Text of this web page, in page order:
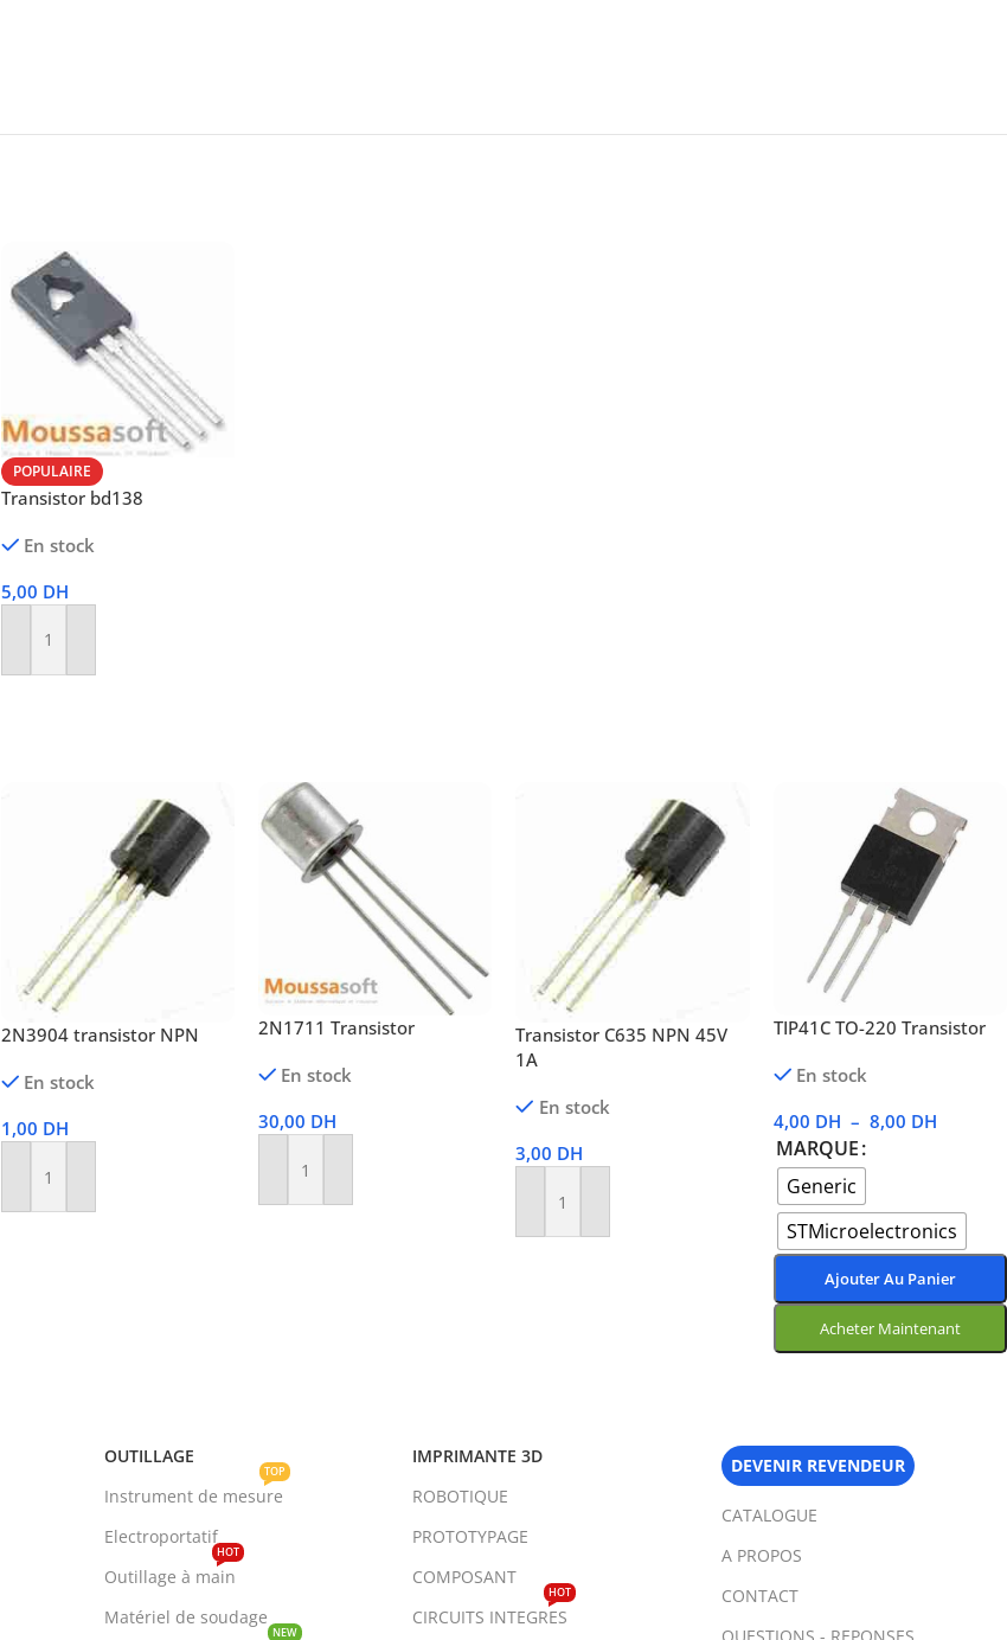
POPULAIRE
Transistor bd138
En stock
5,00 DH
Ajouter Au Panier
2N3904 transistor NPN
En stock
1,00 DH
Ajouter Au Panier
2N1711 Transistor
En stock
30,00 DH
Ajouter Au Panier
Transistor C635 NPN 45V
1A
En stock
3,00 DH
Ajouter Au Panier
TIP41C TO-220 Transistor
En stock
4,00 DH – 8,00 DH
MARQUE
Generic
STMicroelectronics
Ajouter Au Panier
Acheter Maintenant
OUTILLAGE
Instrument de mesure
TOP
Electroportatif
Outillage à main
HOT
Matériel de soudage
NEW
IMPRIMANTE 3D
ROBOTIQUE
PROTOTYPAGE
COMPOSANT
CIRCUITS INTEGRES
HOT
DEVENIR REVENDEUR
CATALOGUE
A PROPOS
CONTACT